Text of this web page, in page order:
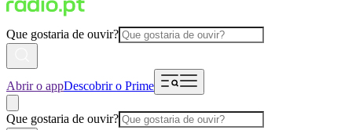
Que gostaria de ouvir?
Abrir o appDescobrir o Prime
Que gostaria de ouvir?